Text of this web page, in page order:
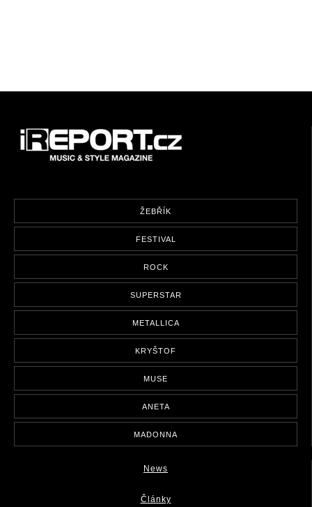
ŽEBŘÍK
FESTIVAL
ROCK
SUPERSTAR
METALLICA
KRYŠTOF
MUSE
ANETA
MADONNA
News
Články